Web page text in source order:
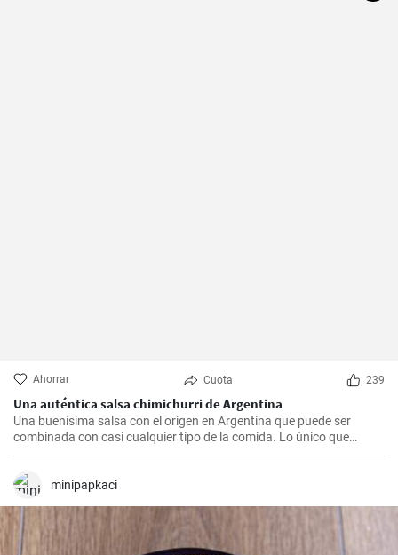
Ahorrar Cuota 239
Una auténtica salsa chimichurri de Argentina
Una buenísima salsa con el origen en Argentina que puede ser
combinada con casi cualquier tipo de la comida. Lo único que
debería hacer es seguir la receta presente.
minipapkaci